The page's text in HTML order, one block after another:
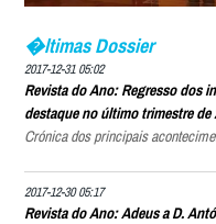
�ltimas Dossier
2017-12-31 05:02
Revista do Ano: Regresso dos
destaque no último trimestre de
Crónica dos principais
2017-12-30 05:17
Revista do Ano: Adeus a D.